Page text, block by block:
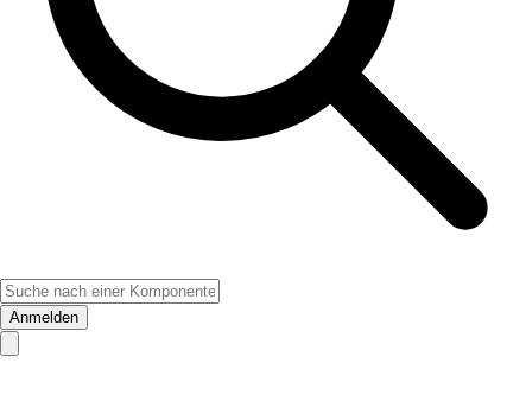
Anmelden